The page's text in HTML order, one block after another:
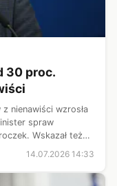
30 proc.
nienawiści wzrosła
spraw
Wskazał też
oraz
14.07.2026 14:33